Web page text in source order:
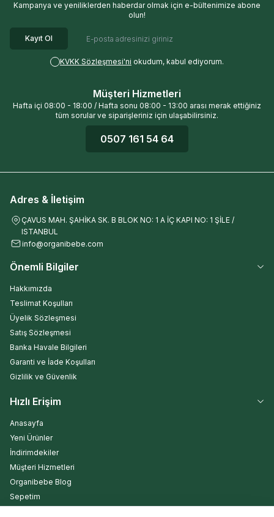
Kampanya ve yeniliklerden haberdar olmak için e-bültenimize abone
olun!
Kayıt Ol
KVKK Sözleşmesi'ni okudum, kabul ediyorum.
Müşteri Hizmetleri
Hafta içi 08:00 - 18:00 / Hafta sonu 08:00 - 13:00 arası merak ettiğiniz
tüm sorular ve siparişleriniz için ulaşabilirsiniz.
0507 161 54 64
Adres & İletişim
ÇAVUS MAH. ŞAHİKA SK. B BLOK NO: 1 A İÇ KAPI NO: 1 ŞİLE /
ISTANBUL
info@organibebe.com
Önemli Bilgiler
Hakkımızda
Teslimat Koşulları
Üyelik Sözleşmesi
Satış Sözleşmesi
Banka Havale Bilgileri
Garanti ve İade Koşulları
Gizlilik ve Güvenlik
Hızlı Erişim
Anasayfa
Yeni Ürünler
İndirimdekiler
Müşteri Hizmetleri
Organibebe Blog
Sepetim